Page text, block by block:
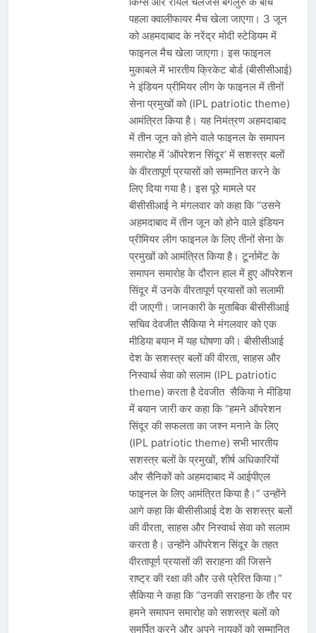
देशभर में विशेष कार्यक्रमों के जरिए भारतीय
बुनकरों और पारंपरिक वस्त्रों को मिलेगा बढ़ावा
August 2, 2026
प्रधानमंत्री नरेंद्र मोदी ने भोगापुरम
अंतरराष्ट्रीय हवाई अड्डे का उद्घाटन किया,
आंध्र प्रदेश में ₹18,000 करोड़ की विकास
परियोजनाओं की शुरुआत
August 2, 2026
केंद्र सरकार ने विस्तारित Khelo India
Scheme को मंजूरी दी, खेल ढाँचे को मजबूत
करने के लिए ₹36,441 करोड़ का बड़ा
August 1, 2026
पहला क्वालीफायर मैच खेला जाएगा। 3 जून
को अहमदाबाद के नरेंद्र मोदी स्टेडियम में
फाइनल मैच खेला जाएगा। इस फाइनल
मुकाबले में भारतीय क्रिकेट बोर्ड (बीसीसीआई)
ने इंडियन प्रीमियर लीग के फाइनल में तीनों
सेना प्रमुखों को (IPL patriotic theme)
आमंत्रित किया है। यह निमंत्रण अहमदाबाद
में तीन जून को होने वाले फाइनल के समापन
समारोह में ‘ऑपरेशन सिंदूर’ में सशस्त्र बलों
के वीरतापूर्ण प्रयासों को सम्मानित करने के
लिए दिया गया है। इस पूरे मामले पर
बीसीसीआई ने मंगलवार को कहा कि “उसने
अहमदाबाद में तीन जून को होने वाले इंडियन
प्रीमियर लीग फाइनल के लिए तीनों सेना के
प्रमुखों को आमंत्रित किया है। टूर्नामेंट के
समापन समारोह के दौरान हाल में हुए ऑपरेशन
सिंदूर में उनके वीरतापूर्ण प्रयासों को सलामी
दी जाएगी। जानकारी के मुताबिक बीसीसीआई
सचिव देवजीत सैकिया ने मंगलवार को एक
मीडिया बयान में यह घोषणा की। बीसीसीआई
देश के सशस्त्र बलों की वीरता, साहस और
निस्वार्थ सेवा को सलाम (IPL patriotic
theme) करता है देवजीत सैकिया ने मीडिया
में बयान जारी कर कहा कि “हमने ऑपरेशन
सिंदूर की सफलता का जश्न मनाने के लिए
(IPL patriotic theme) सभी भारतीय
सशस्त्र बलों के प्रमुखों, शीर्ष अधिकारियों
और सैनिकों को अहमदाबाद में आईपीएल
फाइनल के लिए आमंत्रित किया है।” उन्होंने
आगे कहा कि बीसीसीआई देश के सशस्त्र बलों
की वीरता, साहस और निस्वार्थ सेवा को सलाम
करता है। उन्होंने ऑपरेशन सिंदूर के तहत
वीरतापूर्ण प्रयासों की सराहना की जिसने
राष्ट्र की रक्षा की और उसे प्रेरित किया।”
सैकिया ने कहा कि “उनकी सराहना के तौर पर
हमने समापन समारोह को सशस्त्र बलों को
समर्पित करने और अपने नायकों को सम्मानित